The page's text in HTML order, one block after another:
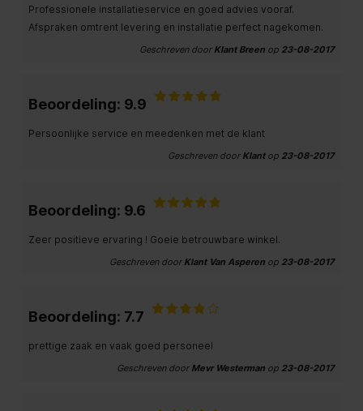
Professionele installatieservice en goed advies vooraf.
Afspraken omtrent levering en installatie perfect nagekomen.
Geschreven door Klant Breen op 23-08-2017
Beoordeling: 9.9
Persoonlijke service en meedenken met de klant
Geschreven door Klantop 23-08-2017
Beoordeling: 9.6
Zeer positieve ervaring ! Goeie betrouwbare winkel.
Geschreven door Klant Van Asperen op 23-08-2017
Beoordeling: 7.7
prettige zaak en vaak goed personeel
Geschreven door Mevr Westerman op 23-08-2017